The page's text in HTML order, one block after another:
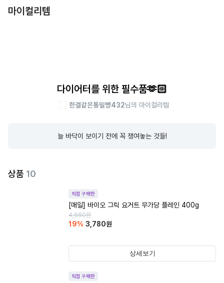
마이컬리템
다이어터를 위한 필수품🫶🏻
한결같은통밀빵432님의 마이컬리템
늘 바닥이 보이기 전에 꼭 쟁여놓는 것들!
상품 10
직접 구매한
[매일] 바이오 그릭 요거트 무가당 플레인 400g
4,680원
19% 3,780원
상세보기
직접 구매한